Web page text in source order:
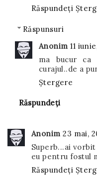
Răspundeți
Răspunsuri
Anonim 11
ma bucur ca
curajul..de a
Ștergere
Răspundeți
Anonim 23 mai,
Superb...ai
eu pentru fostul
Răspundeți